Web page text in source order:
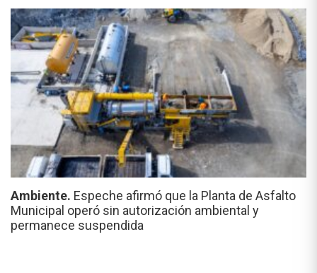
Ambiente. Espeche afirmó que la Planta de Asfalto
Municipal operó sin autorización ambiental y
permanece suspendida